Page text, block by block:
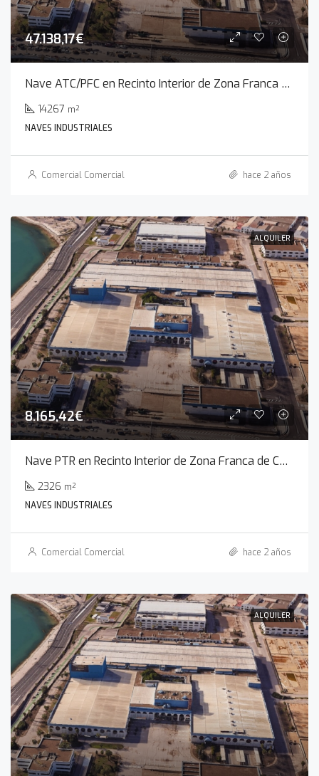
47.138,17€
Nave ATC/PFC en Recinto Interior de Zona Franca de Cádiz
14267 m²
NAVES INDUSTRIALES
Comercial Comercial hace 2 años
ALQUILER
8.165,42€
Nave PTR en Recinto Interior de Zona Franca de Cádiz
2326 m²
NAVES INDUSTRIALES
Comercial Comercial hace 2 años
ALQUILER